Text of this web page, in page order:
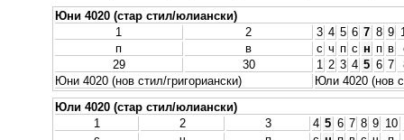
Юни 4020 (стар стил/юлиански)
1
2 3 4 5 6 7 8 9
п
в с ч п с н п в
29
30 1 2 3 4 5 6 7
Юни 4020 (нов стил/григориански)
Юли 4020 (нов
Юли 4020 (стар стил/юлиански)
1
2 3 4 5 6 7 8 9 10